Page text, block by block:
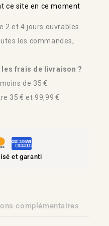
ce site en ce moment
2 et 4 jours ouvrables
les commandes,
frais de livraison ?
de 35 €
35 € et 99,99 €
et garanti
complémentaires